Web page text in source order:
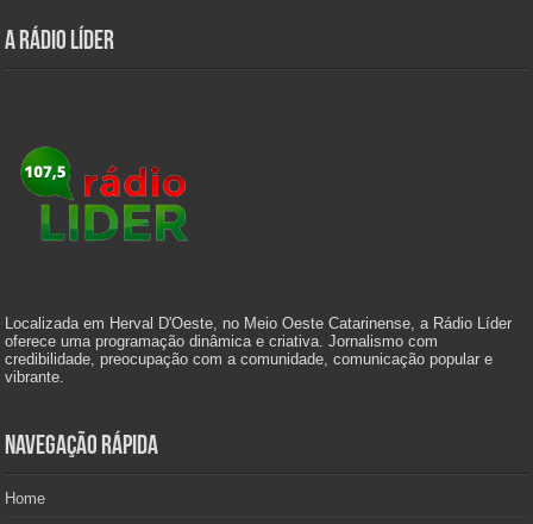
A Rádio Líder
Localizada em Herval D'Oeste, no Meio Oeste Catarinense, a Rádio Líder
oferece uma programação dinâmica e criativa. Jornalismo com
credibilidade, preocupação com a comunidade, comunicação popular e
vibrante.
Navegação Rápida
Home